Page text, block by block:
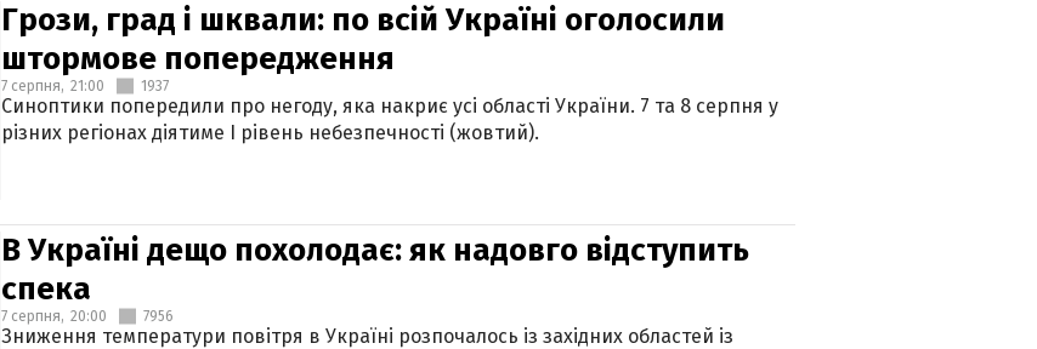
Грози, град і шквали: по всій Україні оголосили
штормове попередження
7 серпня, 21:00 1937
Синоптики попередили про негоду, яка накриє усі області України. 7 та 8 серпня у
різних регіонах діятиме І рівень небезпечності (жовтий).
В Україні дещо похолодає: як надовго відступить
спека
7 серпня, 20:00 7956
Зниження температури повітря в Україні розпочалось із західних областей із